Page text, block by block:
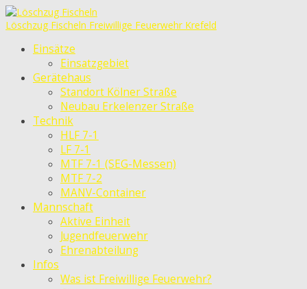
Löschzug Fischeln Freiwillige Feuerwehr Krefeld
Einsätze
Einsatzgebiet
Gerätehaus
Standort Kölner Straße
Neubau Erkelenzer Straße
Technik
HLF 7-1
LF 7-1
MTF 7-1 (SEG-Messen)
MTF 7-2
MANV-Container
Mannschaft
Aktive Einheit
Jugendfeuerwehr
Ehrenabteilung
Infos
Was ist Freiwillige Feuerwehr?